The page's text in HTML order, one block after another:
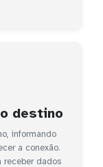
destino
informando
a conexão.
receber dados